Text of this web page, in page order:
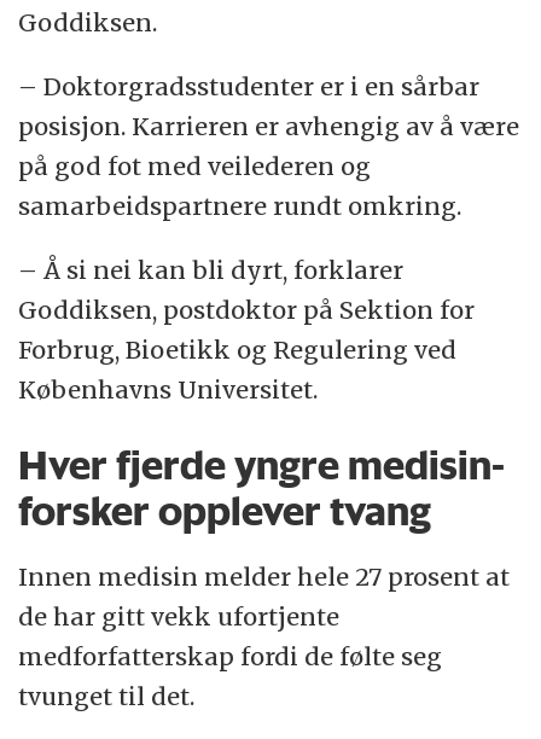
anerkjennes i en takke-note.
Du kan lese Vancouver-anbefalingene på
ICMJEs hjemmeside
Goddiksen.
– Doktorgradsstudenter er i en sårbar
posisjon. Karrieren er avhengig av å være
på god fot med veilederen og
samarbeidspartnere rundt omkring.
– Å si nei kan bli dyrt, forklarer
Goddiksen, postdoktor på Sektion for
Forbrug, Bioetikk og Regulering ved
Københavns Universitet.
Hver fjerde yngre medisin-
forsker opplever tvang
Innen medisin melder hele 27 prosent at
de har gitt vekk ufortjente
medforfatterskap fordi de følte seg
tvunget til det.